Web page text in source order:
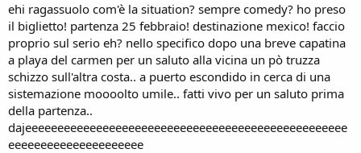
ehi ragassuolo com'è la situation? sempre comedy? ho preso
il biglietto! partenza 25 febbraio! destinazione mexico! faccio
proprio sul serio eh? nello specifico dopo una breve capatina
a playa del carmen per un saluto alla vicina un pò truzza
schizzo sull'altra costa.. a puerto escondido in cerca di una
sistemazione moooolto umile.. fatti vivo per un saluto prima
della partenza..
dajeeeeeeeeeeeeeeeeeeeeeeeeeeeeeeeeeeeeeeeeeeeeeeeeee
eeeeeeeeeeeeeeeeeeeee